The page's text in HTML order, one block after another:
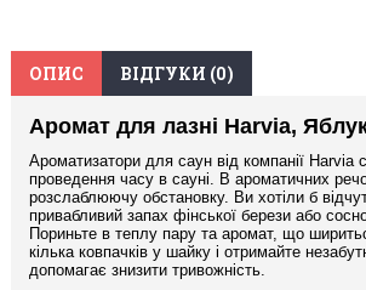
ОПИС ВІДГУКИ (0)
Аромат для лазні Harvia,
Ароматизатори для саун від компанії
проведення часу в сауні. В ароматичних
розслаблюючу обстановку. Ви хотіли б
привабливий запах фінської берези або
Пориньте в теплу пару та аромат, що
кілька ковпачків у шайку і отримайте
допомагає знизити тривожність.